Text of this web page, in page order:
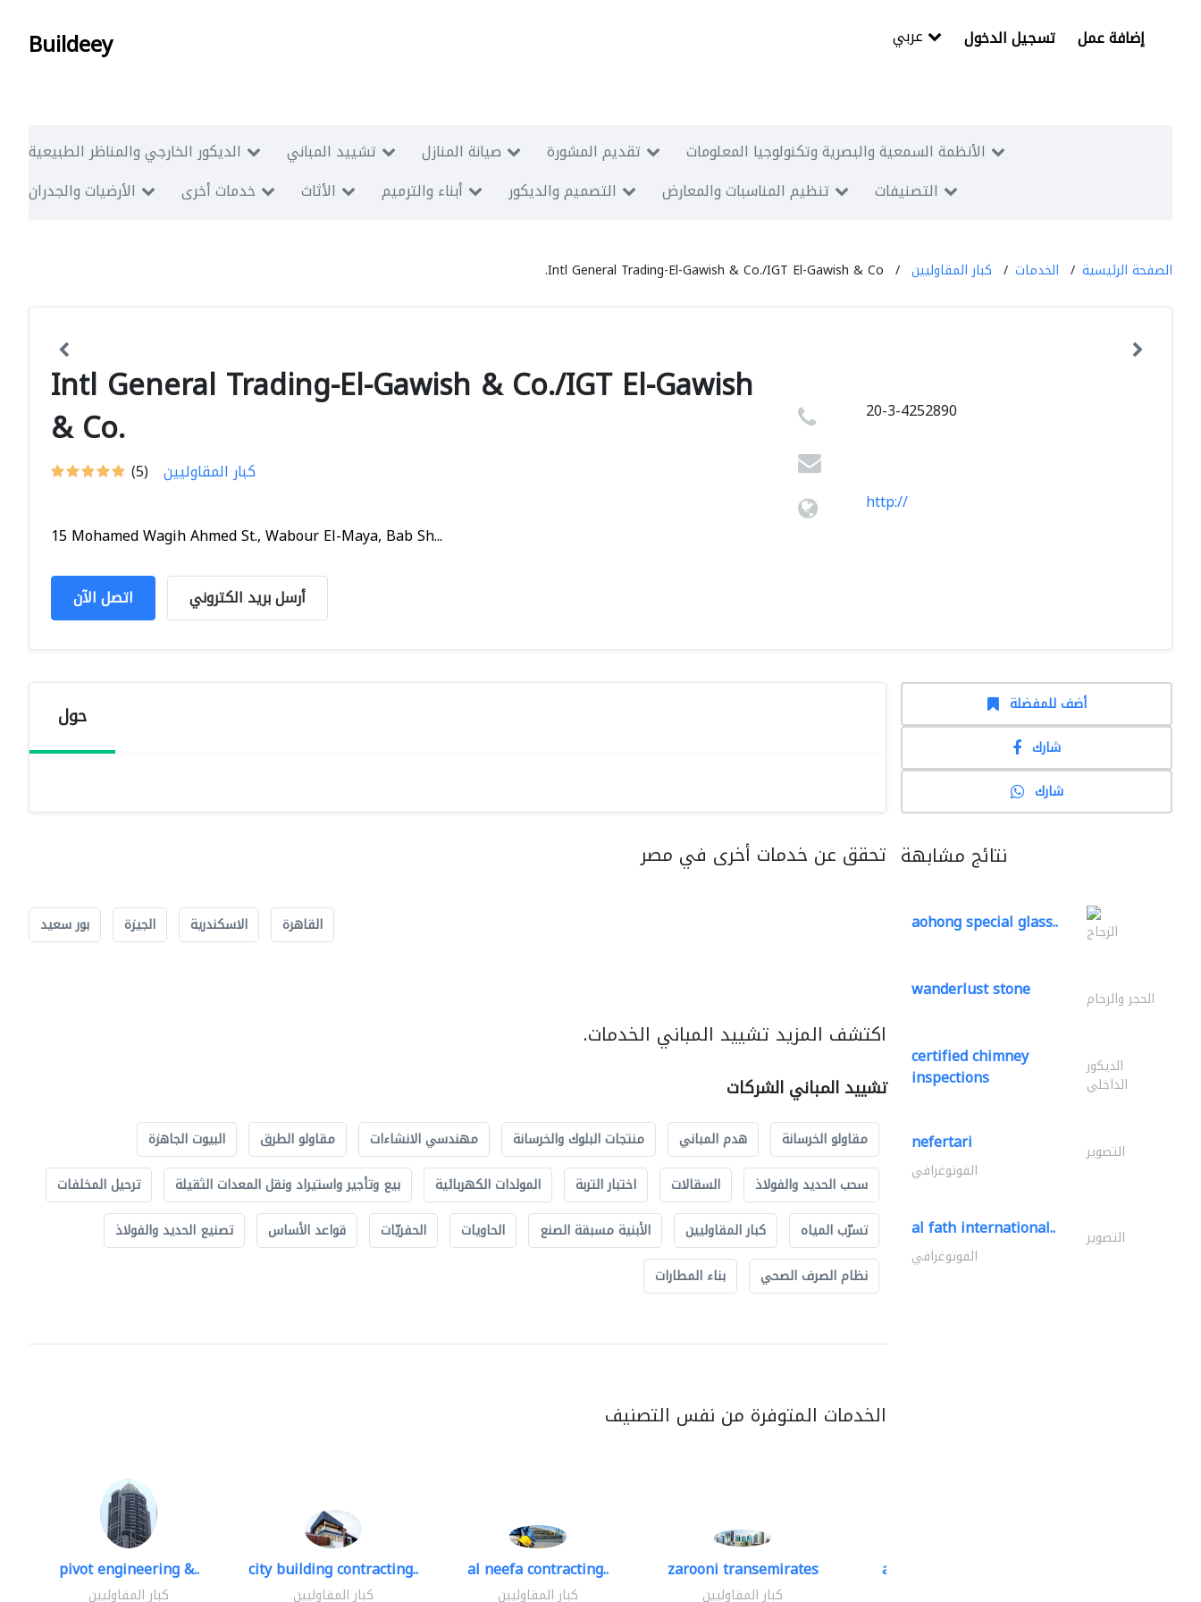
Buildeey تسجيل الدخول إضافة عمل
الديكور الخارجي والمناظر الطبيعية تشييد المباني صيانة المنازل تقديم المشورة
الأنظمة السمعية والبصرية وتكنولوجيا المعلومات
الأرضيات والجدران
خدمات أخرى الأثاث أبناء والترميم التصميم والديكور تنظيم المناسبات والمعارض التصنيفات
الصفحة الرئيسية الخدمات كبار المقاوليين Intl General Trading-El-Gawish & Co./IGT El-Gawish & Co.
Intl General Trading-El-Gawish & Co./IGT El-Gawish
& Co.
(5) كبار المقاوليين
15 Mohamed Wagih Ahmed St., Wabour El-Maya, Bab Sh...
اتصل الآن أرسل بريد الكتروني
20-3-4252890
http://
حول
تحقق عن خدمات أخرى في مصر
القاهرة الاسكندرية الجيزة بور سعيد
اكتشف المزيد تشييد المباني الخدمات.
تشييد المباني الشركات
مقاولو الخرسانة هدم المباني منتجات البلوك والخرسانة مهندسي الانشاءات مقاولو الطرق
البيوت الجاهزة
سحب الحديد والفولاذ
السقالات اختبار التربة المولدات الكهربائية بيع وتأجير واستيراد ونقل المعدات الثقيلة
ترحيل المخلفات
تسرّب المياه
كبار المقاوليين الأبنية مسبقة الصنع الحاويات الحفريّات قواعد الأساس
تصنيع الحديد والفولاذ
نظام الصرف الصحي
بناء المطارات
الخدمات المتوفرة من نفس التصنيف
pivot engineering &..
كبار المقاوليين
city building contracting..
كبار المقاوليين
al neefa contracting..
كبار المقاوليين
zarooni transemirates
كبار المقاوليين
accurate bldh cont..
أضف للمفضلة
شارك
شارك
نتائج مشابهة
aohong special glass.. الزجاج
wanderlust stone الحجر والرخام
certified chimney
inspections الديكور
الداخلي
nefertari التصوير
الفوتوغرافي
al fath international.. التصوير
الفوتوغرافي